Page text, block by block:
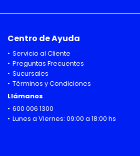
Centro de Ayuda
Servicio al Cliente
Preguntas Frecuentes
Sucursales
Términos y Condiciones
Llámanos
600 006 1300
Lunes a Viernes: 09:00 a 18:00 hs